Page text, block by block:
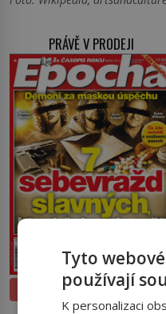
PRÁVĚ V PRODEJI
PROLISTOVAT
Tyto
používají
K personalizaci